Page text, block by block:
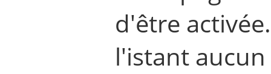
d'être
l'istant